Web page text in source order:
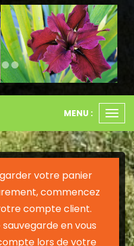
Next
le
MENU :
votre panier
commencez
compte client.
en vous
lors de votre